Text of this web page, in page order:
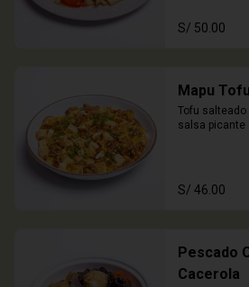
S/ 50.00
Mapu Tofu
Tofu
salsa picante
S/ 46.00
Pescado
Cacerola